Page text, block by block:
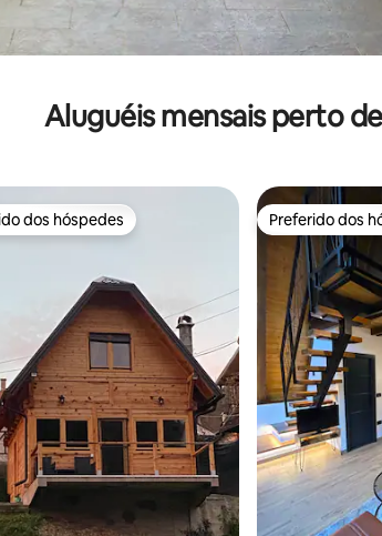
Aluguéis mensais perto
de 5, 93 avaliações
preferidos dos hóspedes
dos hóspedes Preferido dos
Preferido dos